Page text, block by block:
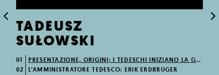
TADEUSZ
SUŁOWSKI
01
PRESENTAZIONE, ORIGINI; I TEDESCHI INIZIANO LA GUERRA
02
L'AMMINISTRATORE TEDESCO: ERIK ERDBRÜGER